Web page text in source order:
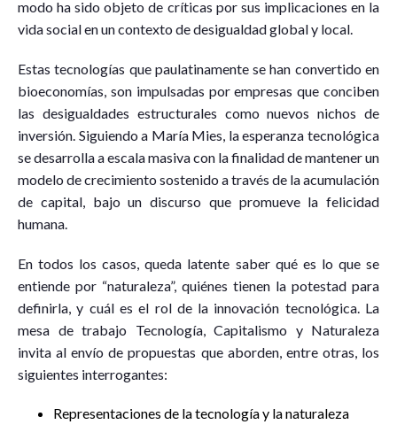
modo ha sido objeto de críticas por sus implicaciones en la
vida social en un contexto de desigualdad global y local.
Estas tecnologías que paulatinamente se han convertido en
bioeconomías, son impulsadas por empresas que conciben
las desigualdades estructurales como nuevos nichos de
inversión. Siguiendo a María Mies, la esperanza tecnológica
se desarrolla a escala masiva con la finalidad de mantener un
modelo de crecimiento sostenido a través de la acumulación
de capital, bajo un discurso que promueve la felicidad
humana.
En todos los casos, queda latente saber qué es lo que se
entiende por “naturaleza”, quiénes tienen la potestad para
definirla, y cuál es el rol de la innovación tecnológica. La
mesa de trabajo Tecnología, Capitalismo y Naturaleza
invita al envío de propuestas que aborden, entre otras, los
siguientes interrogantes:
Representaciones de la tecnología y la naturaleza